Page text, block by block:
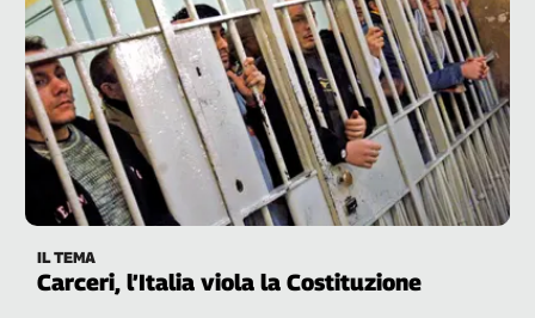
IL TEMA
Carceri, l’Italia viola la Costituzione